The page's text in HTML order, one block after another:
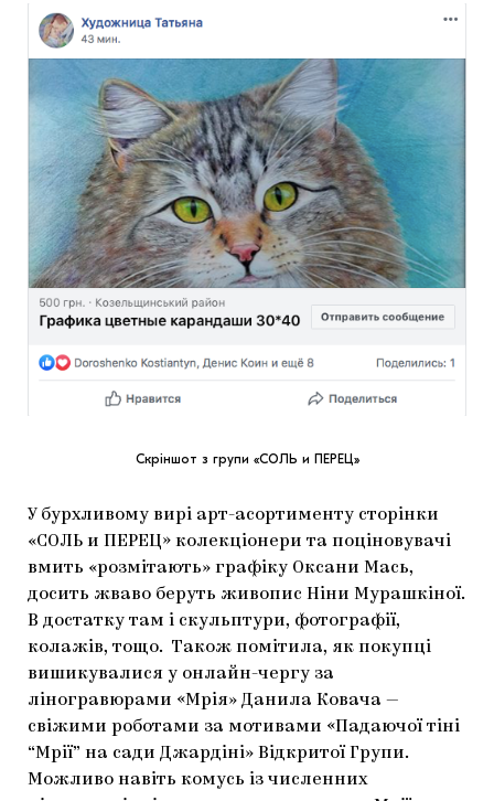
Скріншот з групи «CОЛЬ и ПЕРЕЦ»
У бурхливому вирі арт-асортименту сторінки
«CОЛЬ и ПЕРЕЦ» колекціонери та поціновувачі
вмить «розмітають» графіку Оксани Мась,
досить жваво беруть живопис Ніни Мурашкіної.
В достатку там і скульптури, фотографії,
колажів, тощо. Також помітила, як покупці
вишикувалися у онлайн-чергу за
ліногравюрами «Мрія» Данила Ковача —
свіжими роботами за мотивами «Падаючої тіні
“Мрії” на сади Джардіні» Відкритої Групи.
Можливо навіть комусь із численних